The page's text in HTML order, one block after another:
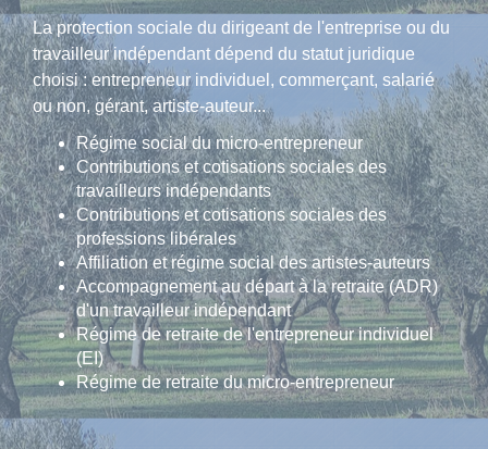
La protection sociale du dirigeant de l'entreprise ou du
travailleur indépendant dépend du statut juridique
choisi : entrepreneur individuel, commerçant, salarié
ou non, gérant, artiste-auteur...
Régime social du micro-entrepreneur
Contributions et cotisations sociales des
travailleurs indépendants
Contributions et cotisations sociales des
professions libérales
Affiliation et régime social des artistes-auteurs
Accompagnement au départ à la retraite (ADR)
d'un travailleur indépendant
Régime de retraite de l'entrepreneur individuel
(EI)
Régime de retraite du micro-entrepreneur